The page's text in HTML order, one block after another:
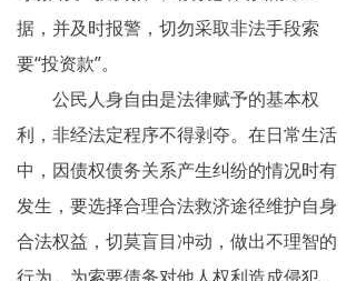
据，并及时报警，切勿采取非法手段索
要“投资款”。
公民人身自由是法律赋予的基本权
利，非经法定程序不得剥夺。在日常生活
中，因债权债务关系产生纠纷的情况时有
发生，要选择合理合法救济途径维护自身
合法权益，切莫盲目冲动，做出不理智的